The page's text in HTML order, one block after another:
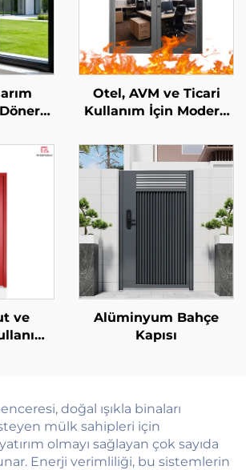
Isı
Otel, AVM ve Ticari
Kullanım İçin Modern
Kapısı, İç Yüzeyi
Yangın Dereceli,
İşlenmiş Yüzeyli
Yangın Kapısı
ve
Alüminyum Bahçe
Kapısı
doğal ışıkla binaları
mülk sahipleri için
olmayı sağlayan çok sayıda
Enerji verimliliği, bu sistemlerin